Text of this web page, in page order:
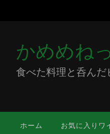
かめめね
食べた料理と呑ん
ホーム お気に入りワ